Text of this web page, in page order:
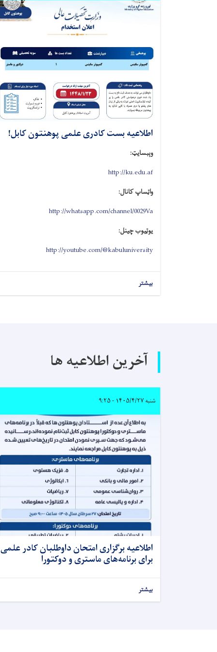
اطلاعیه بست کادری علمی پوهنتون کابل!
وېبسایټ:
http://ku.edu.af
واټساپ کانال:
http://whatsapp.com/channel/0029Va
یوټیوب چینل:
http://youtube.com/@kabuluniversity
بیشتر
آخرین اطلاعیه ها
شنبه ۱۴۰۵/۴/۲۷ - ۹:۲۵
اطلاعیه برگزاری امتحان داوطلبان کادر علمی
برای برنامه‌های ماستری و دوکتورا
بیشتر